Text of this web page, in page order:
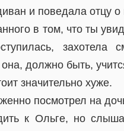
и поведала отцу
в том, что ты
захотела
должно быть,
значительно хуже.
посмотрел на
к Ольге, но